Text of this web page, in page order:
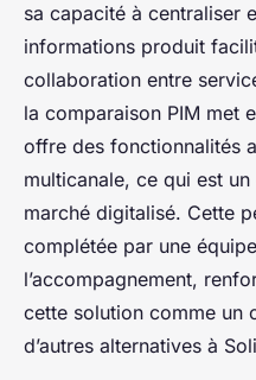
sa capacité à centraliser
informations produit
collaboration entre
la comparaison PIM met
offre des fonctionnalités
multicanale, ce qui est
marché digitalisé. Cette
complétée par une
l’accompagnement,
cette solution comme un
d’autres alternatives à